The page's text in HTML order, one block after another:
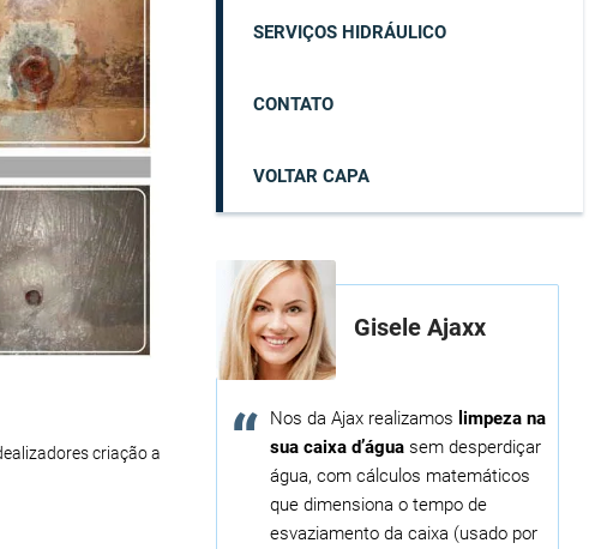
criação a
SERVIÇOS HIDRÁULICO
CONTATO
VOLTAR CAPA
Gisele Ajaxx
Nos da Ajax realizamos limpeza na
sua caixa d’água sem desperdiçar
água, com cálculos matemáticos
que dimensiona o tempo de
esvaziamento da caixa (usado por